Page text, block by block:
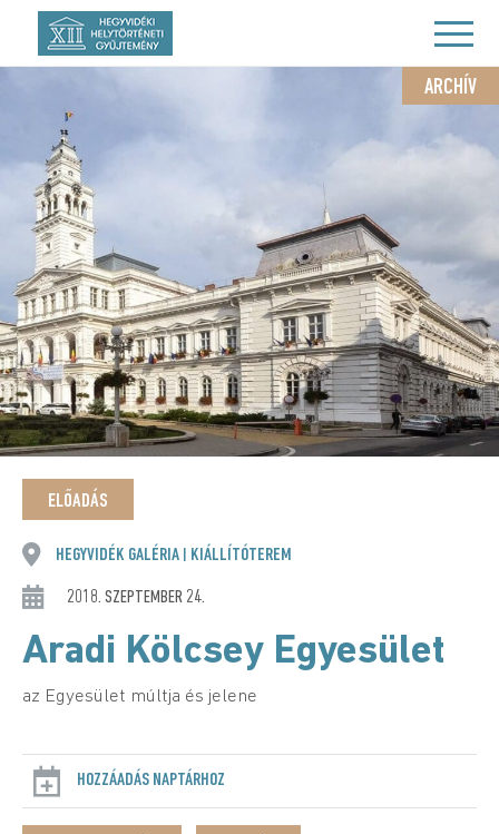
ARCHÍV
ELŐADÁS
HEGYVIDÉK GALÉRIA KIÁLLÍTÓTEREM
2018. SZEPTEMBER 24.
Aradi Kölcsey Egyesület
az Egyesület múltja és jelene
HOZZÁADÁS NAPTÁRHOZ